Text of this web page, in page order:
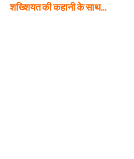
शख्शियत की कहानी के साथ…